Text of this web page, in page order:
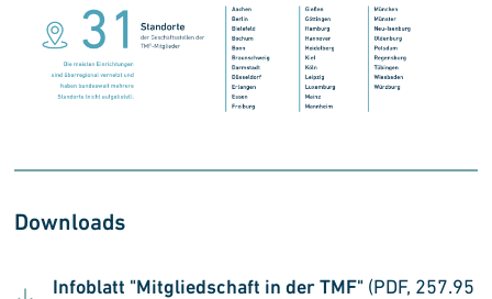
Downloads
Infoblatt "Mitgliedschaft in der TMF" (PDF, 257.95